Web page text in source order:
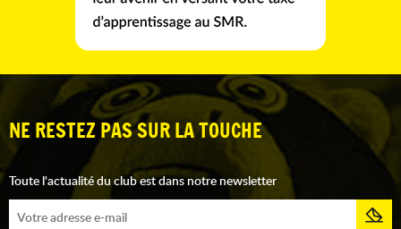
NE RESTEZ PAS SUR LA TOUCHE
Toute l'actualité du club est dans notre newsletter